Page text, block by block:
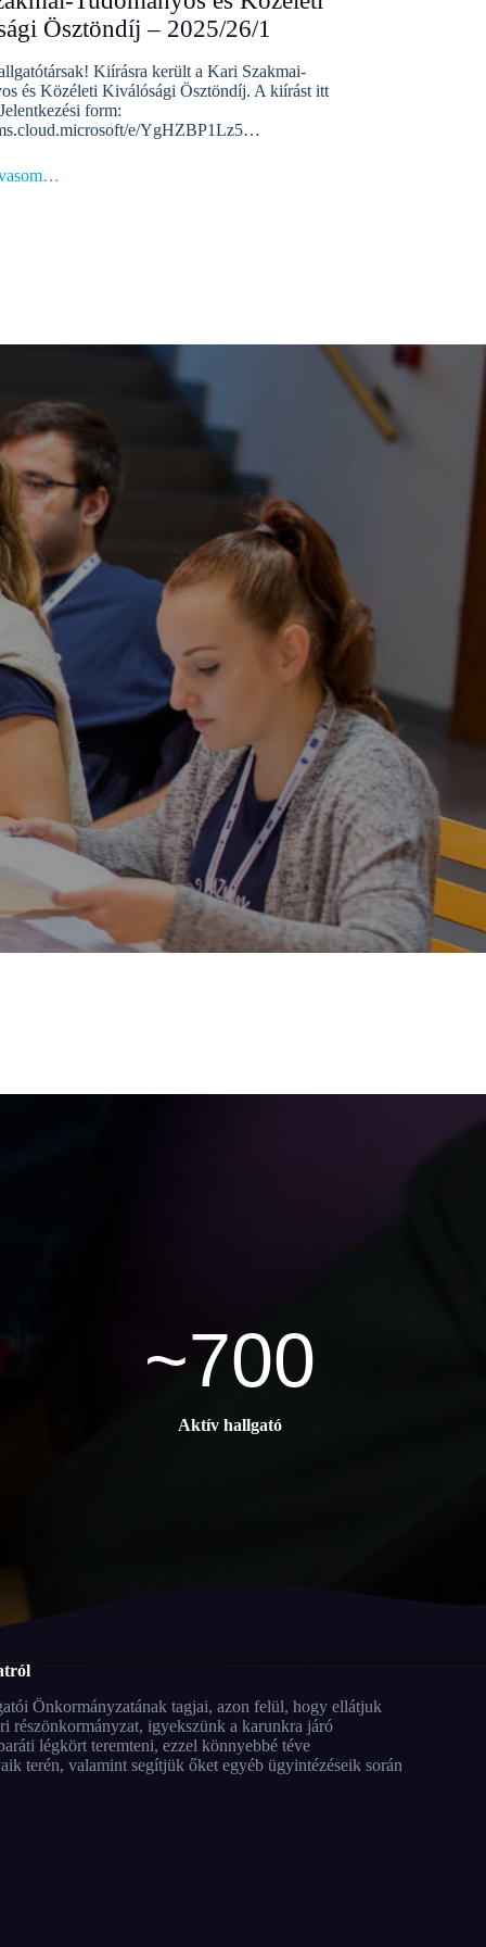
Ösztöndíj – 2025/26/1
Kiírásra került a Kari Szakmai-
és Közéleti Kiválósági Ösztöndíj. A kiírást itt
form:
e/YgHZBP1Lz5…
~700
Aktív hallgató
Önkormányzatának tagjai, azon felül, hogy ellátjuk
részönkormányzat, igyekszünk a karunkra járó
légkört teremteni, ezzel könnyebbé téve
terén, valamint segítjük őket egyéb ügyintézéseik során